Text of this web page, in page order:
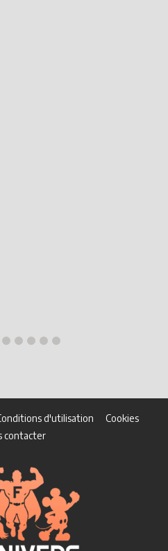
d'utilisation
Cookies
contacter